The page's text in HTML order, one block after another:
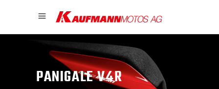
PANIGALE V4R